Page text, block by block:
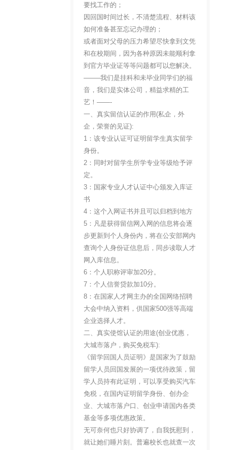
要找工作的；
因回国时间过长，不清楚流程、材料该
如何准备甚至忘记办理的；
或者面对父母的压力希望尽快拿到文凭
和在校期间，因为各种原因未能顺利拿
到官方毕业证等等问题都可以您解决。
——–我们是挂科和未毕业同学们的福
音，我们是实体公司，精益求精的工
艺！——-
一、真实留信认证的作用(私企，外
企，荣誉的见证):
1：该专业认证可证明留学生真实留学
身份。
2：同时对留学生所学专业等级给予评
定。
3：国家专业人才认证中心颁发入库证
书
4：这个入网证书并且可以归档到地方
5：凡是获得留信网入网的信息将会逐
步更新到个人身份内，将在公安部网内
查询个人身份证信息后，同步读取人才
网入库信息。
6：个人职称评审加20分。
7：个人信誉贷款加10分。
8：在国家人才网主办的全国网络招聘
大会中纳入资料，供国家500强等高端
企业选择人才。
二、真实使馆认证的用途(创业优惠，
大城市落户，购买免税车):
《留学回国人员证明》是国家为了鼓励
留学人员回国发展的一项优待政策，留
学人员持有此证明，可以享受购买汽车
免税，在国内证明留学身份、创办企
业、大城市落户口、创业申请国内各类
基金等多项优惠政策。
无可奈何也只好协调了，自我抚慰到，
就让她们睡片刻。普遍校长也就查一次